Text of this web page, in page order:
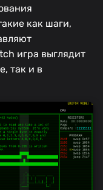
как шаги,
игра выглядит
так и в